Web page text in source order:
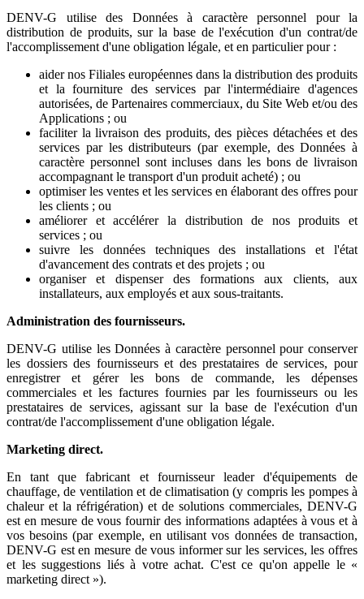
DENV-G utilise des Données à caractère personnel pour la
distribution de produits, sur la base de l'exécution d'un contrat/de
l'accomplissement d'une obligation légale, et en particulier pour :
aider nos Filiales européennes dans la distribution des produits
et la fourniture des services par l'intermédiaire d'agences
autorisées, de Partenaires commerciaux, du Site Web et/ou des
Applications ; ou
faciliter la livraison des produits, des pièces détachées et des
services par les distributeurs (par exemple, des Données à
caractère personnel sont incluses dans les bons de livraison
accompagnant le transport d'un produit acheté) ; ou
optimiser les ventes et les services en élaborant des offres pour
les clients ; ou
améliorer et accélérer la distribution de nos produits et
services ; ou
suivre les données techniques des installations et l'état
d'avancement des contrats et des projets ; ou
organiser et dispenser des formations aux clients, aux
installateurs, aux employés et aux sous-traitants.
Administration des fournisseurs.
DENV-G utilise les Données à caractère personnel pour conserver
les dossiers des fournisseurs et des prestataires de services, pour
enregistrer et gérer les bons de commande, les dépenses
commerciales et les factures fournies par les fournisseurs ou les
prestataires de services, agissant sur la base de l'exécution d'un
contrat/de l'accomplissement d'une obligation légale.
Marketing direct.
En tant que fabricant et fournisseur leader d'équipements de
chauffage, de ventilation et de climatisation (y compris les pompes à
chaleur et la réfrigération) et de solutions commerciales, DENV-G
est en mesure de vous fournir des informations adaptées à vous et à
vos besoins (par exemple, en utilisant vos données de transaction,
DENV-G est en mesure de vous informer sur les services, les offres
et les suggestions liés à votre achat. C'est ce qu'on appelle le «
marketing direct »).